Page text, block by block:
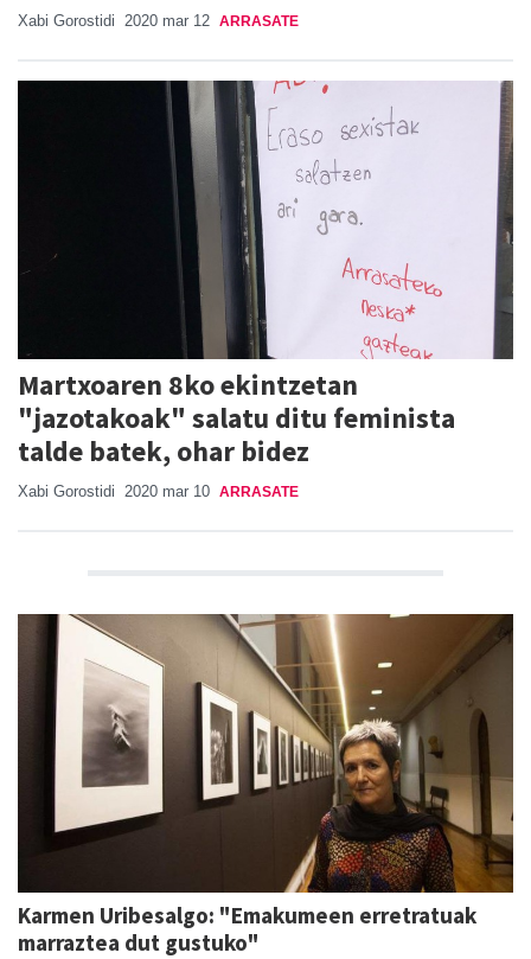
Xabi Gorostidi 2020 mar 12 ARRASATE
Martxoaren 8ko ekintzetan
"jazotakoak" salatu ditu feminista
talde batek, ohar bidez
Xabi Gorostidi 2020 mar 10 ARRASATE
Karmen Uribesalgo: "Emakumeen erretratuak
marraztea dut gustuko"